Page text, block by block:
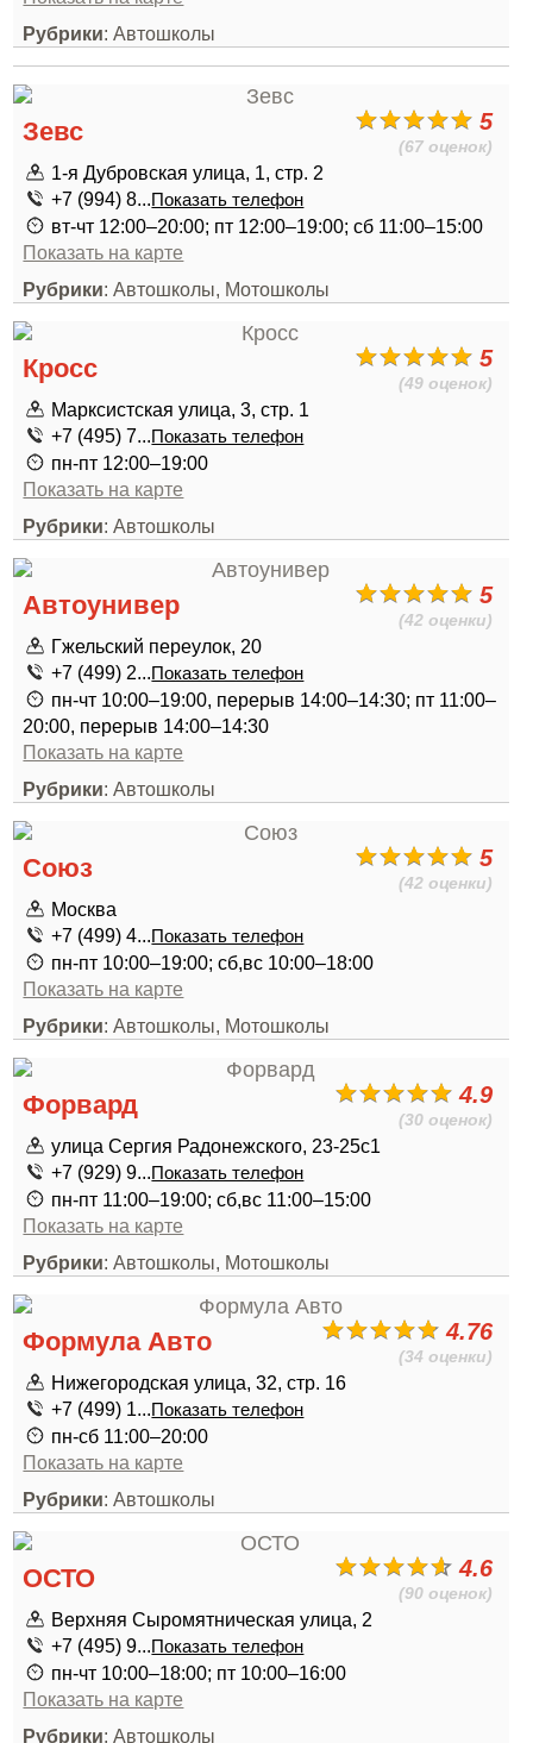
Рубрики: Автошколы
5
(67 оценок)
Зевс
1-я Дубровская улица, 1, стр. 2
+7 (994) 8...Показать телефон
вт-чт 12:00–20:00; пт 12:00–19:00; сб 11:00–15:00
Показать на карте
Рубрики: Автошколы, Мотошколы
5
(49 оценок)
Кросс
Марксистская улица, 3, стр. 1
+7 (495) 7...Показать телефон
пн-пт 12:00–19:00
Показать на карте
Рубрики: Автошколы
5
(42 оценки)
Автоунивер
Гжельский переулок, 20
+7 (499) 2...Показать телефон
пн-чт 10:00–19:00, перерыв 14:00–14:30; пт 11:00–
20:00, перерыв 14:00–14:30
Показать на карте
Рубрики: Автошколы
5
(42 оценки)
Союз
Москва
+7 (499) 4...Показать телефон
пн-пт 10:00–19:00; сб,вс 10:00–18:00
Показать на карте
Рубрики: Автошколы, Мотошколы
4.9
(30 оценок)
Форвард
улица Сергия Радонежского, 23-25с1
+7 (929) 9...Показать телефон
пн-пт 11:00–19:00; сб,вс 11:00–15:00
Показать на карте
Рубрики: Автошколы, Мотошколы
4.76
(34 оценки)
Формула Авто
Нижегородская улица, 32, стр. 16
+7 (499) 1...Показать телефон
пн-сб 11:00–20:00
Показать на карте
Рубрики: Автошколы
4.6
(90 оценок)
ОСТО
Верхняя Сыромятническая улица, 2
+7 (495) 9...Показать телефон
пн-чт 10:00–18:00; пт 10:00–16:00
Показать на карте
Рубрики: Автошколы